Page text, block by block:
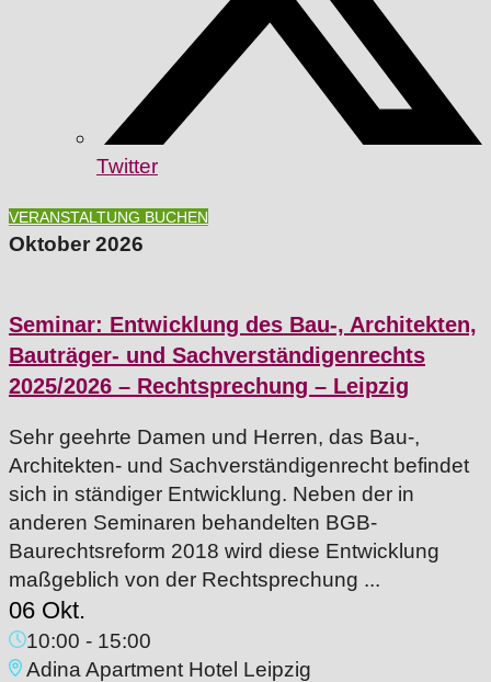
Twitter
VERANSTALTUNG BUCHEN
Oktober 2026
Seminar: Entwicklung des Bau-, Architekten,
Bauträger- und Sachverständigenrechts
2025/2026 – Rechtsprechung – Leipzig
Sehr geehrte Damen und Herren, das Bau-,
Architekten- und Sachverständigenrecht befindet
sich in ständiger Entwicklung. Neben der in
anderen Seminaren behandelten BGB-
Baurechtsreform 2018 wird diese Entwicklung
maßgeblich von der Rechtsprechung ...
06 Okt.
10:00 - 15:00
Adina Apartment Hotel Leipzig